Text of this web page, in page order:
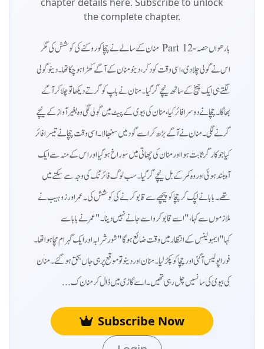
the complete chapter.
بارھواں حصہ - Part 12 منان کے سالے نے چچا کو روکنے کی کوشش کی مگر
اس نے گولی چلا دی، اسی وقت کود کر، دینو منان کے آگے کھڑا ہو چکا تھا۔ دینو گولی
لگتے ہی ایک چیخ کے ساتھ نیچے گر گیا۔ منان نے باپ کو گرتے دیکھا تو چلا کر آگے
بھاگا۔ چچا نے دوسرا فائر کیا، منان کی بیوی کے پیٹ میں گولی لگی وہ بغیر آواز کے نیچے
گرنے لگی۔ منان نے آگے بڑھ کر اسے گود میں سنبھالا۔ اسی وقت چچا نے تیسرا فائر
کیا جو کارگر ثابت ہوا اور منان کی چھاتی میں سوراخ ہو گیا اور اس کے منہ سے ایک
آہ بلند ہوئی اور وہ کمر کے بل نیچے گر گیا۔سب لوگ فائرنگ کی وجہ سے سکتے میں
تھے۔ بابا نے لپک کر چچا کو پیچھے سے قابو کرنے کی کوشش کی۔ عمر اور زوہیب نے
ملازموں سے کہا، "اسے قابو کرو اسے جانے نہیں دینا۔"عمر نے بابا سے
کہا "ایمبولینس کے انتظار میں وقت ضائع ہو گا" شور شرابہ اور ایک گہرام مچا ہوا تھا۔
فورا پولیس آ گئی اور چچا کو پکڑ لیا۔ منان اور دینو تو موقع پر ہی جاں بحق ہو گئے۔ منان
کی بیوی کی سانسیں چل رہی تھیں۔ اسے گاڑی میں ڈال کر منان ک...
Subscribe Now